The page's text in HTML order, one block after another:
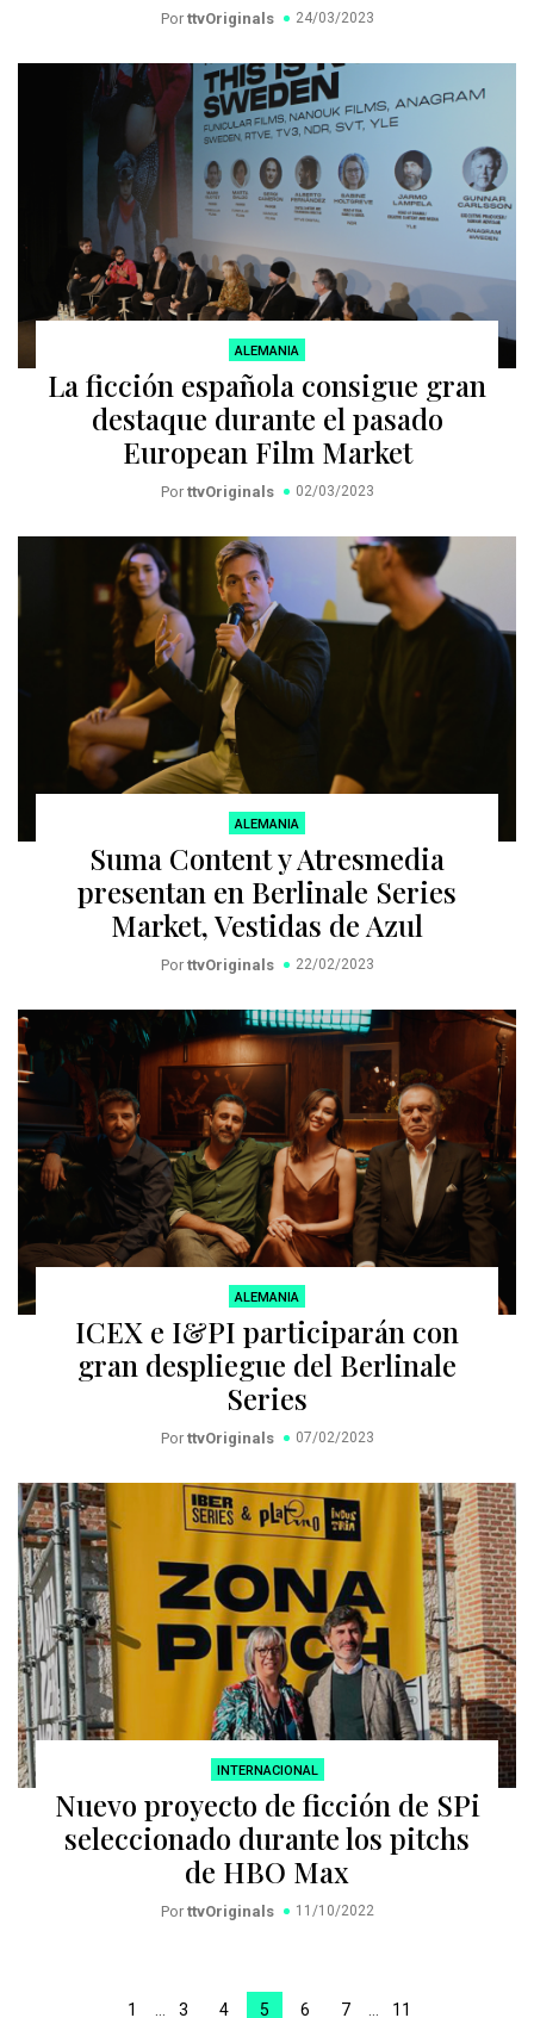
Por ttvOriginals 24/03/2023
ALEMANIA
La ficción española consigue gran
destaque durante el pasado
European Film Market
Por ttvOriginals 02/03/2023
ALEMANIA
Suma Content y Atresmedia
presentan en Berlinale Series
Market, Vestidas de Azul
Por ttvOriginals 22/02/2023
ALEMANIA
ICEX e I&PI participarán con
gran despliegue del Berlinale
Series
Por ttvOriginals 07/02/2023
INTERNACIONAL
Nuevo proyecto de ficción de SPi
seleccionado durante los pitchs
de HBO Max
Por ttvOriginals 11/10/2022
1 3 4 5 6 7 11